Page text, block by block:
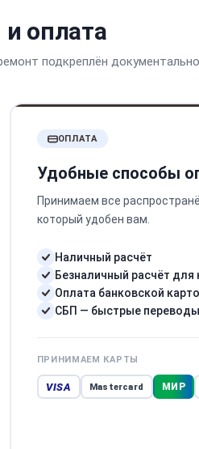
и оплата
подкреплён документально
ОПЛАТА
Удобные способы
Принимаем все
который удобен вам.
Наличный расчёт
Безналичный расчёт для
Оплата банковской
СБП — быстрые переводы
ПРИНИМАЕМ КАРТЫ
VISA Mastercard МИР